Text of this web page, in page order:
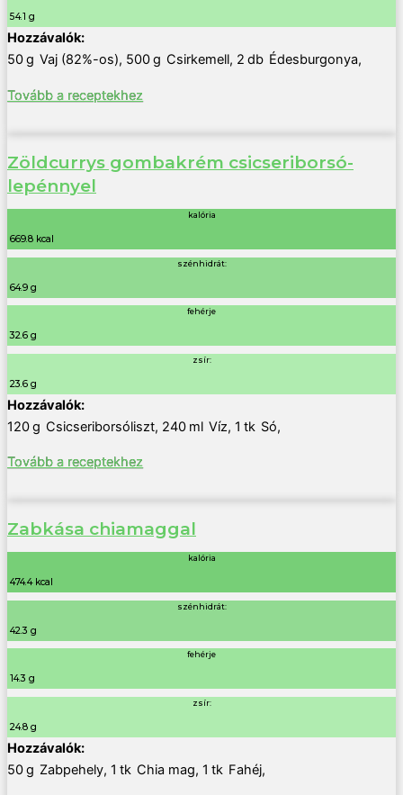
54.1 g
50g Vaj (82%-os), 500g Csirkemell, 2 db Édesburgonya,
Tovább a receptekhez
Zöldcurrys gombakrém csicseriborsó-
lepénnyel
kalória
669.8 kcal
szénhidrát:
64.9 g
fehérje
32.6 g
zsír:
23.6 g
120g Csicseriborsóliszt, 240 ml Víz, 1 tk Só,
Tovább a receptekhez
Zabkása chiamaggal
kalória
474.4 kcal
szénhidrát:
42.3 g
fehérje
14.3 g
zsír:
24.8 g
50g Zabpehely, 1 tk Chia mag, 1 tk Fahéj,